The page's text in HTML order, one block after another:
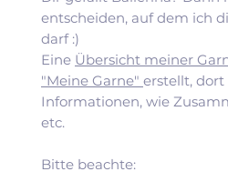
entscheiden, auf dem ich
darf :)
Eine Übersicht meiner
"Meine Garne" erstellt,
Informationen, wie
etc.
Bitte beachte: